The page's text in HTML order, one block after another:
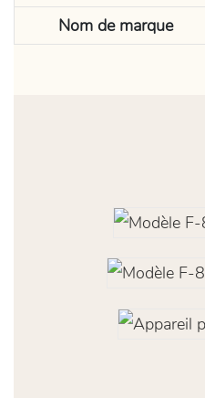
Nom de marque